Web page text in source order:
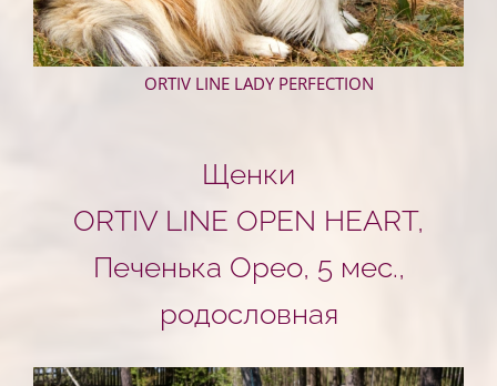
ORTIV LINE LADY PERFECTION
Щенки
ORTIV LINE OPEN HEART,
Печенька Орео, 5 мес.,
родословная